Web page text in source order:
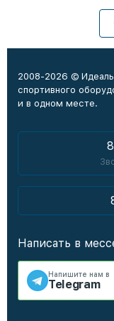
2008-2026 ©
спортивного
и в одном месте.
Написать в
Напишите нам в
Telegram